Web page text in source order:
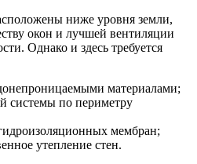
ниже уровня земли,
окон и лучшей вентиляции
Однако и здесь требуется
материалами;
системы по периметру
мембран;
утепление стен.